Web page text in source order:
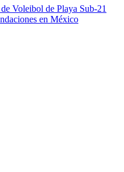
Voleibol de Playa Sub-21
en México